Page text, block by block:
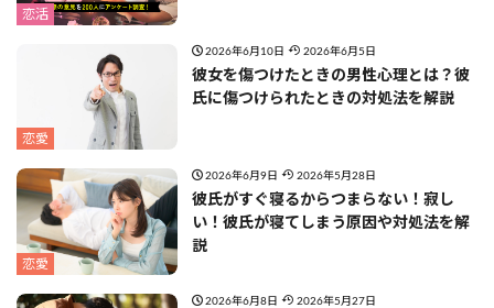
恋活
恋愛
2026年6月10日 2026年6月5日
彼女を傷つけたときの男性心理とは？彼
氏に傷つけられたときの対処法を解説
恋愛
2026年6月9日 2026年5月28日
彼氏がすぐ寝るからつまらない！寂し
い！彼氏が寝てしまう原因や対処法を解
説
2026年6月8日 2026年5月27日